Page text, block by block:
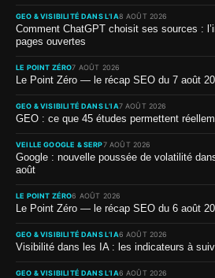
GEO & VISIBILITÉ DANS L’IA8 AOÛT 2026
Comment ChatGPT choisit ses sources :
pages ouvertes
LE POINT ZÉRO7 AOÛT 2026
Le Point Zéro — le récap SEO du 7 août
GEO & VISIBILITÉ DANS L’IA7 AOÛT 2026
GEO : ce que 45 études permettent
VEILLE GOOGLE & SERP7 AOÛT 2026
Google : nouvelle poussée de volatilité
août
LE POINT ZÉRO6 AOÛT 2026
Le Point Zéro — le récap SEO du 6 août
GEO & VISIBILITÉ DANS L’IA6 AOÛT 2026
Visibilité dans les IA : les indicateurs à
GEO & VISIBILITÉ DANS L’IA6 AOÛT 2026